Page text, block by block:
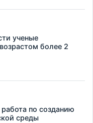
ученые
более 2
по созданию
среды